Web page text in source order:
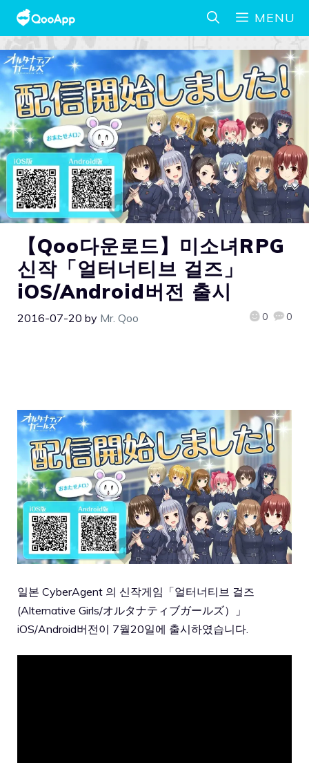
MENU
【Qoo다운로드】미소녀RPG
신작「얼터너티브 걸즈」
iOS/Android버전 출시
2016-07-20 by Mr. Qoo 0 0
일본 CyberAgent 의 신작게임「얼터너티브 걸즈
(Alternative Girls/オルタナティブガールズ）」
iOS/Android버전이 7월20일에 출시하였습니다.